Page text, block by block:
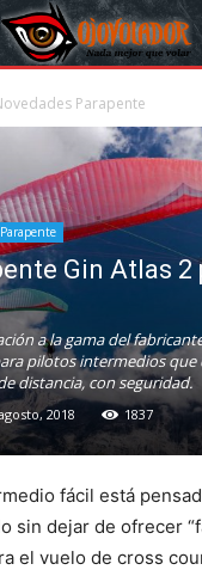
Parapente
Gin Atlas 2
a la gama del
pilotos intermedios
distancia, con seguridad.
2018 1837
fácil está
sin dejar de ofrecer
el vuelo de cross